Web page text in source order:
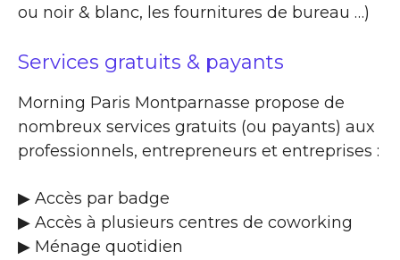
ou noir & blanc, les fournitures de bureau …)
Services gratuits & payants
Morning Paris Montparnasse propose de
nombreux services gratuits (ou payants) aux
professionnels, entrepreneurs et entreprises :
▶​ Accès par badge
▶​ Accès à plusieurs centres de coworking
▶​ Ménage quotidien